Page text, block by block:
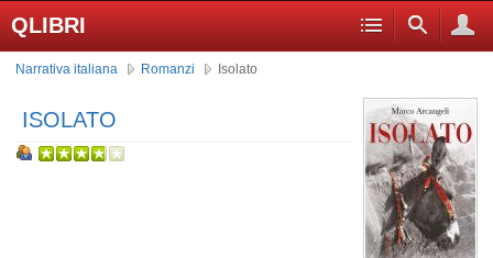
QLIBRI
Narrativa italiana Romanzi Isolato
ISOLATO